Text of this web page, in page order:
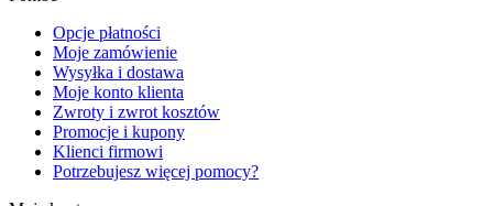
Opcje płatności
Moje zamówienie
Wysyłka i dostawa
Moje konto klienta
Zwroty i zwrot kosztów
Promocje i kupony
Klienci firmowi
Potrzebujesz więcej pomocy?